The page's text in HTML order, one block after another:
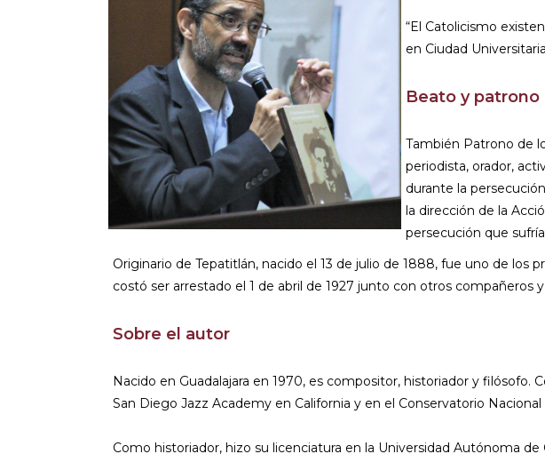
“El Catolicismo
en Ciudad
Beato y patrono
También Patrono de
periodista, orador,
durante la
la dirección de la
persecución que
Originario de Tepatitlán, nacido el 13 de julio de 1888, fue uno de los
costó ser arrestado el 1 de abril de 1927 junto con otros compañeros
Sobre el autor
Nacido en Guadalajara en 1970, es compositor, historiador y filósofo.
San Diego Jazz Academy en California y en el Conservatorio Nacional
Como historiador, hizo su licenciatura en la Universidad Autónoma